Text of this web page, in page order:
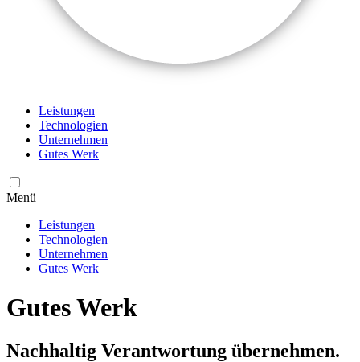
Leistungen
Technologien
Unternehmen
Gutes Werk
Menü
Leistungen
Technologien
Unternehmen
Gutes Werk
Gutes Werk
Nachhaltig Verantwortung übernehmen.